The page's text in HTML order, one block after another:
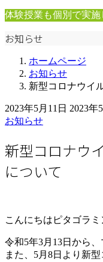
体験授業も個別で実施
お知らせ
ホームページ
お知らせ
新型コロナウイ
2023年5月11日 2023年
お知らせ
新型コロナウ
について
こんにちはピタゴラミ
令和5年3月13日から
また、5月8日より新